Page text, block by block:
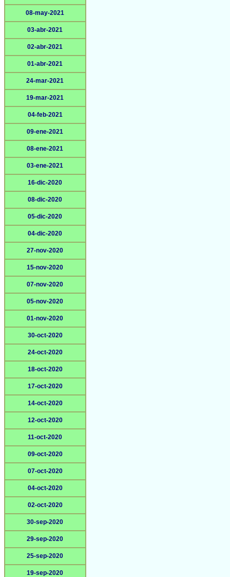
08-may-2021
03-abr-2021
02-abr-2021
01-abr-2021
24-mar-2021
19-mar-2021
04-feb-2021
09-ene-2021
08-ene-2021
03-ene-2021
16-dic-2020
08-dic-2020
05-dic-2020
04-dic-2020
27-nov-2020
15-nov-2020
07-nov-2020
05-nov-2020
01-nov-2020
30-oct-2020
24-oct-2020
18-oct-2020
17-oct-2020
14-oct-2020
12-oct-2020
11-oct-2020
09-oct-2020
07-oct-2020
04-oct-2020
02-oct-2020
30-sep-2020
29-sep-2020
25-sep-2020
19-sep-2020